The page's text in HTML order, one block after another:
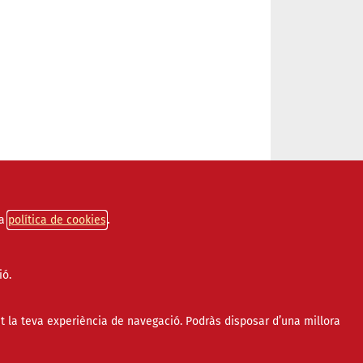
política de cookies
teva experiència de navegació. Podràs disposar d’una millora